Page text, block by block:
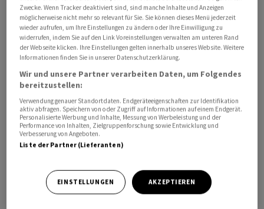
ATOMKRAFT: Das Paul-Scherrer-Institut (PSI) und das
«SonntagsZeitung» bis Ende 2026 ein
Bewilligungsgesuch für eine nukleare Testeinrichtung
Zwecke. Wenn Tracker deaktiviert sind, sind manche Inhalte und Anzeigen
möglicherweise nicht mehr so relevant für Sie. Sie können dieses Menü jederzeit
wieder aufrufen, um Ihre Einstellungen zu ändern oder Ihre Einwilligung zu
widerrufen, indem Sie auf den Link Voreinstellungen verwalten am unteren Rand
der Webseite klicken. Ihre Einstellungen gelten innerhalb unseres Website. Weitere
Informationen finden Sie in unserer Datenschutzerklärung.
Wir und unsere Partner verarbeiten Daten, um Folgendes
bereitzustellen:
Verwendung genauer Standortdaten. Endgeräteeigenschaften zur Identifikation
aktiv abfragen. Speichern von oder Zugriff auf Informationen auf einem Endgerät.
Personalisierte Werbung und Inhalte, Messung von Werbeleistung und der
Performance von Inhalten, Zielgruppenforschung sowie Entwicklung und
Verbesserung von Angeboten.
Liste der Partner (Lieferanten)
EINSTELLUNGEN AKZEPTIEREN